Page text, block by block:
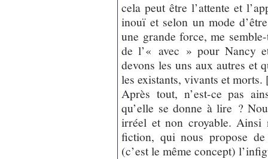
cela peut être l’attente et
inouï et selon un mode
une grande force, me
de l’« avec » pour Nancy
devons les uns aux autres et
les existants, vivants et
Après tout, n’est-ce pas
qu’elle se donne à lire ?
irréel et non croyable. Ainsi
fiction, qui nous propose
(c’est le même concept)